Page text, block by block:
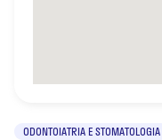
ODONTOIATRIA E STOMATOLOGIA